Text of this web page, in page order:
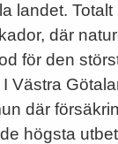
landet.
där
för den
Västra
där
högsta